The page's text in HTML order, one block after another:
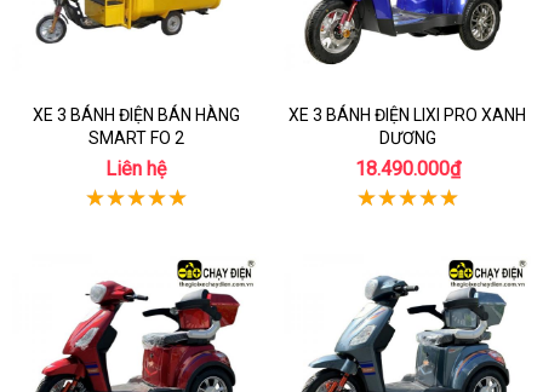
XE 3 BÁNH ĐIỆN BÁN HÀNG
SMART FO 2
Liên hệ
XE 3 BÁNH ĐIỆN LIXI PRO XANH
DƯƠNG
18.490.000₫